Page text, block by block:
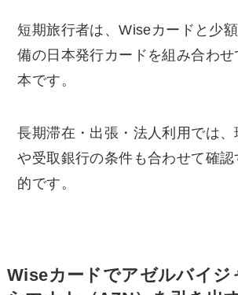
短期旅行者は、Wiseカードと少
備の日本発行カードを組み合わせ
本です。
長期滞在・出張・法人利用では、
や受取銀行の条件も合わせて確認
的です。
Wiseカードでアゼルバイジ